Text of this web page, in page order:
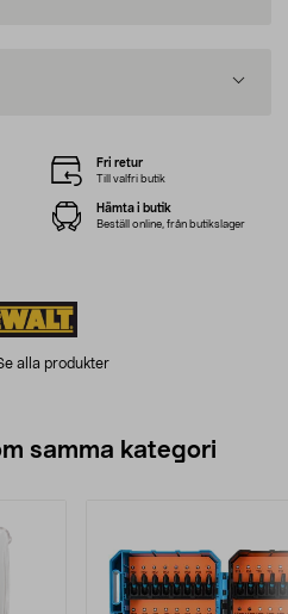
alla produkter
Fri retur
Till valfri butik
Hämta i butik
Beställ online, från butikslager
samma kategori